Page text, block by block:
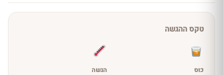
טקס ההגשה
כוס הגשה